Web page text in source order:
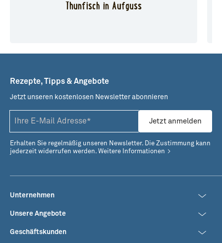
Thunfisch in Aufguss
Unternehmen
Unsere Angebote
Geschäftskunden
Rezepte, Tipps & Angebote
Jetzt unseren kostenlosen Newsletter abonnieren
Jetzt anmelden
Erhalten Sie regelmäßig unseren Newsletter. Die Zustimmung kann
jederzeit widerrufen werden. Weitere Informationen